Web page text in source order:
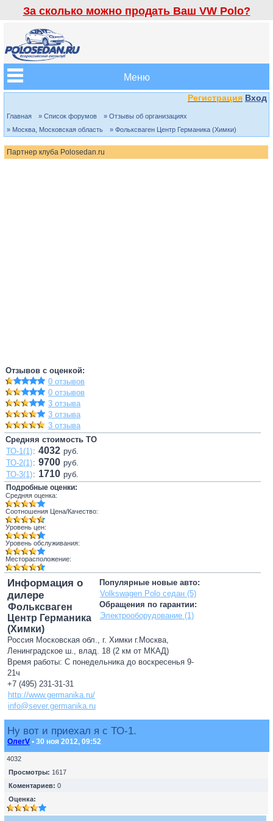
За сколько можно продать Ваш VW Polo?
Меню
Регистрация Вход
Главная » Список форумов
» Отзывы об организациях
» Москва, Московская область
» Фольксваген Центр Германика (Химки)
Партнер клуба Polosedan.ru
Отзывов с оценкой:
0 отзывов
0 отзывов
3 отзыва
3 отзыва
3 отзыва
Средняя стоимость ТО
ТО-1(1): 4032 руб.
ТО-2(1): 9700 руб.
ТО-3(1): 1710 руб.
Подробные оценки:
Средняя оценка:
Соотношения Цена/Качество:
Уровень цен:
Уровень обслуживания:
Месторасположение:
Популярные новые авто:
Volkswagen Polo седан (5)
Обращения по гарантии:
Электрооборудование (1)
Информация о
дилере
Фольксваген
Центр Германика
(Химки)
Россия Московская обл., г. Химки г.Москва,
Ленинградское ш., влад. 18 (2 км от МКАД)
Время работы: С понедельника до воскресенья 9-
21ч
+7 (495) 231-31-31
http://www.germanika.ru/
info@sever.germanika.ru
Ну вот и приехал я с ТО-1.
ОлегV • 30 ноя 2012, 09:52
4032
Просмотры: 1617
Коментариев: 0
Оценка: